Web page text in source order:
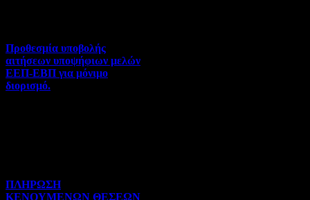
Προθεσμία υποβολής
αιτήσεων υποψήφιων μελών
ΕΕΠ-ΕΒΠ για μόνιμο
διορισμό.
ΠΛΗΡΩΣΗ
ΚΕΝΟΥΜΕΝΩΝ ΘΕΣΕΩΝ